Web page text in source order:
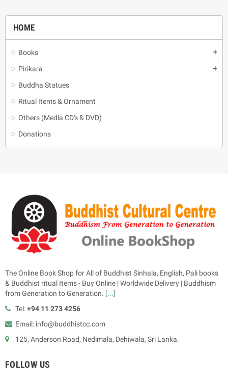
HOME
Books add
Pirikara add
Buddha Statues
Ritual Items & Ornament
Others (Media CD's & DVD)
Donations
The Online Book Shop for All of Buddhist Sinhala, English, Pali books
& Buddhist ritual Items - Buy Online | Worldwide Delivery | Buddhism
from Generation to Generation. [...]
Tel:+94 11 273 4256
Email: info@buddhistcc.com
125, Anderson Road, Nedimala, Dehiwala, Sri Lanka.
FOLLOW US